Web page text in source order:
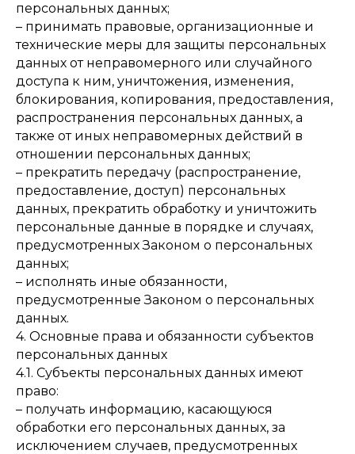
персональных данных;
– принимать правовые, организационные и
технические меры для защиты персональных
данных от неправомерного или случайного
доступа к ним, уничтожения, изменения,
блокирования, копирования, предоставления,
распространения персональных данных, а
также от иных неправомерных действий в
отношении персональных данных;
– прекратить передачу (распространение,
предоставление, доступ) персональных
данных, прекратить обработку и уничтожить
персональные данные в порядке и случаях,
предусмотренных Законом о персональных
данных;
– исполнять иные обязанности,
предусмотренные Законом о персональных
данных.
4. Основные права и обязанности субъектов
персональных данных
4.1. Субъекты персональных данных имеют
право:
– получать информацию, касающуюся
обработки его персональных данных, за
исключением случаев, предусмотренных